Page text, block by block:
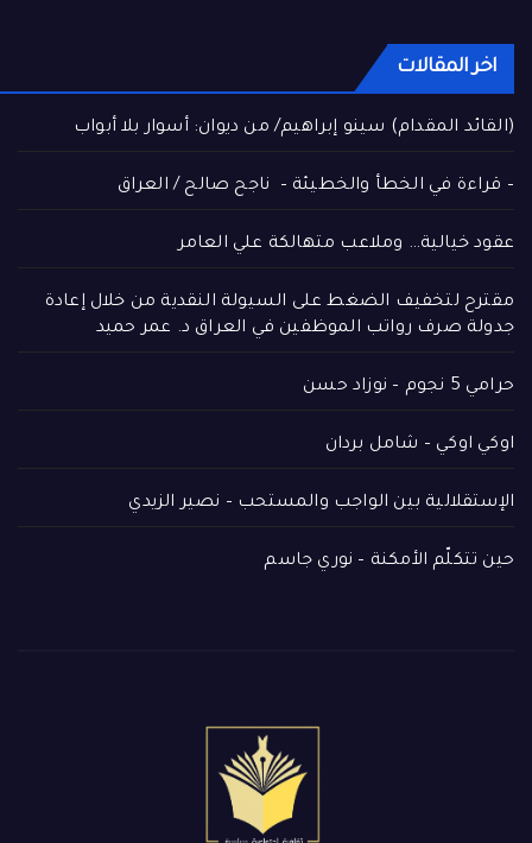
اخر المقالات
(القائد المقدام) سينو إبراهيم/ من ديوان: أسوار بلا أبواب
– قراءة في الخطأ والخطيئة – ناجح صالح / العراق
عقود خيالية… وملاعب متهالكة علي العامر
مقترح لتخفيف الضغط على السيولة النقدية من خلال إعادة
جدولة صرف رواتب الموظفين في العراق د. عمر حميد
حرامي 5 نجوم – نوزاد حسن
اوكي اوكي – شامل بردان
الإستقلالية بين الواجب والمستحب – نصير الزيدي
حين تتكلّم الأمكنة – نوري جاسم